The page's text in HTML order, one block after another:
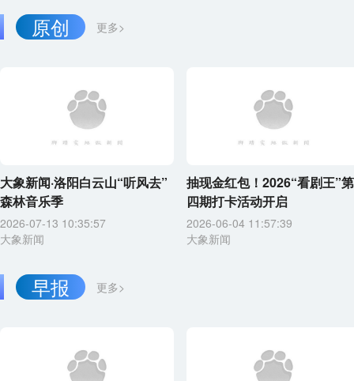
更多>
原创
大象新闻·洛阳白云山“听风去”
森林音乐季
2026-07-13 10:35:57
大象新闻
抽现金红包！2026“看剧王”第
四期打卡活动开启
2026-06-04 11:57:39
大象新闻
更多>
早报